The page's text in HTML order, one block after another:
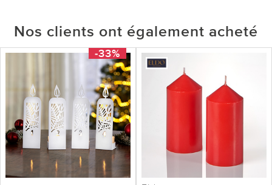
Nos clients ont également acheté
-33%